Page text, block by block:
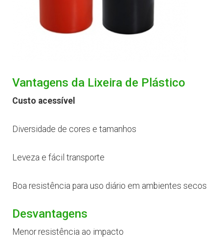
Vantagens da Lixeira de Plástico
Custo acessível
Diversidade de cores e tamanhos
Leveza e fácil transporte
Boa resistência para uso diário em ambientes secos
Desvantagens
Menor resistência ao impacto